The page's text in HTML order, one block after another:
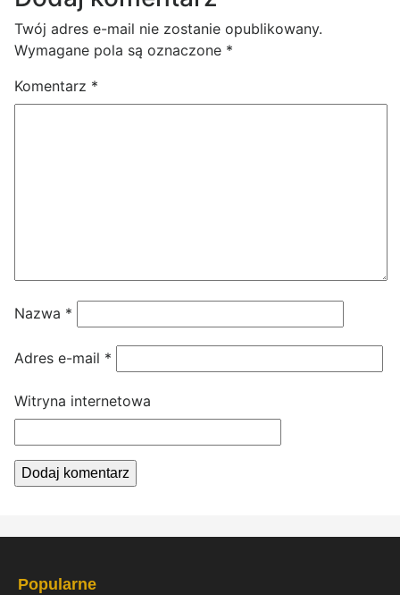
Twój adres e-mail nie zostanie opublikowany.
Wymagane pola są oznaczone *
Komentarz *
Nazwa *
Adres e-mail *
Witryna internetowa
Popularne